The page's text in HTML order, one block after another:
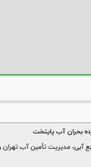
بحران آب پایتخت
مدیریت تأمین آب تهران